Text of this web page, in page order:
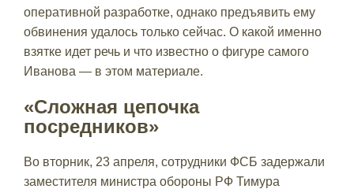
оперативной разработке, однако предъявить ему
обвинения удалось только сейчас. О какой именно
взятке идет речь и что известно о фигуре самого
Иванова — в этом материале.
«Сложная цепочка
посредников»
Во вторник, 23 апреля, сотрудники ФСБ задержали
заместителя министра обороны РФ Тимура